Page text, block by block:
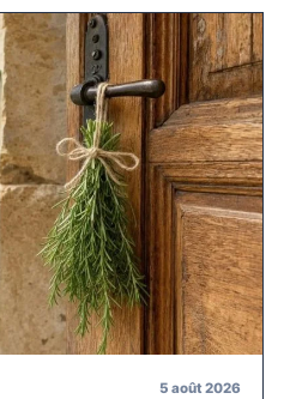
5 août 2026